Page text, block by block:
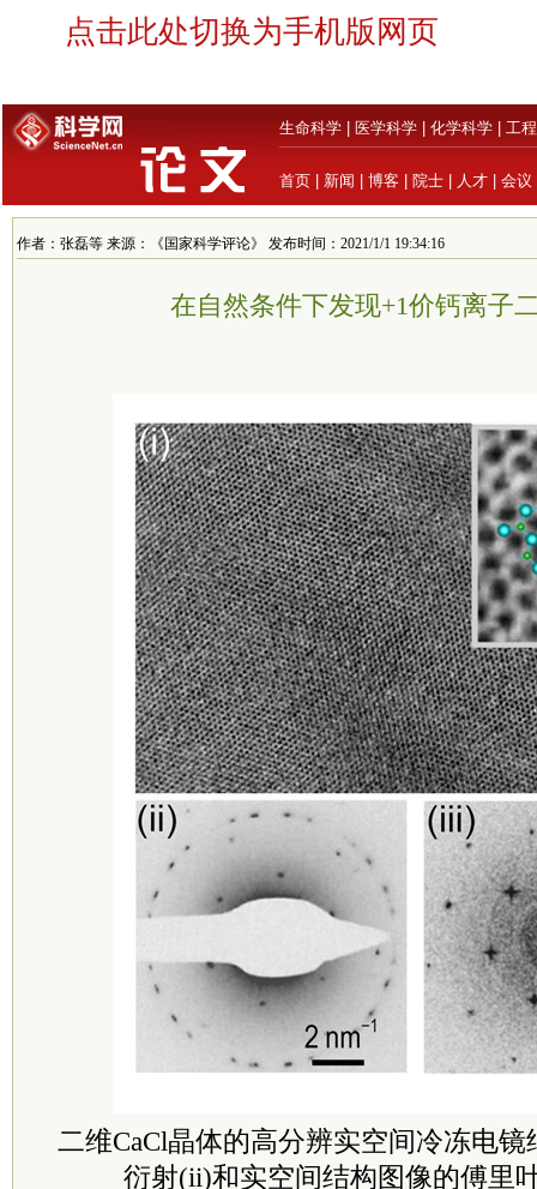
点击此处切换为手机版网页
生命科学 医学科学 化学科学 工
首页 新闻 博客 院士 人才 会议
作者：张磊等 来源：《国家科学评论》 发布时间：2021/1/1 19:34:16
在自然条件下发现+1价钙离子
二维CaCl晶体的高分辨实空间冷冻电
衍射(ii)和实空间结构图像的傅里